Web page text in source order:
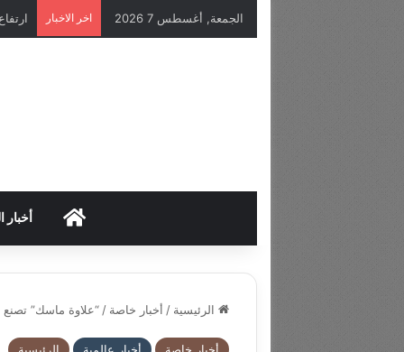
الجمعة, أغسطس 7 2026 اخر الاخبار
HOME أخبار
الرئيسية / أخبار خاصة / “علاوة ماسك” تصنع